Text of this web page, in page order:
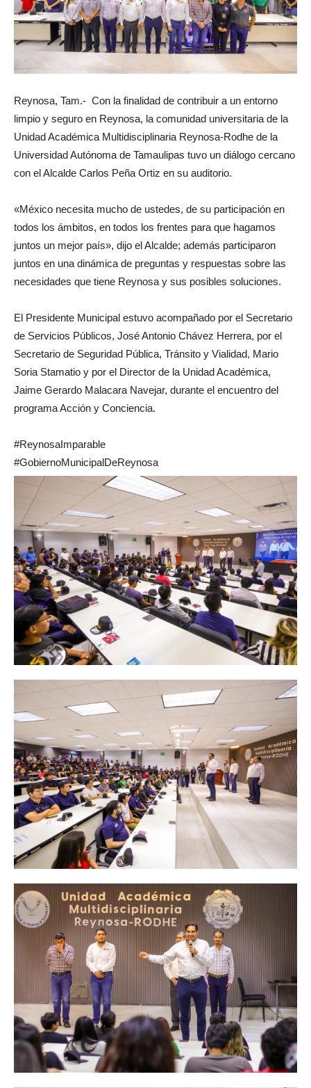
Reynosa, Tam.- Con la finalidad de contribuir a un entorno
limpio y seguro en Reynosa, la comunidad universitaria de la
Unidad Académica Multidisciplinaria Reynosa-Rodhe de la
Universidad Autónoma de Tamaulipas tuvo un diálogo cercano
con el Alcalde Carlos Peña Ortiz en su auditorio.
«México necesita mucho de ustedes, de su participación en
todos los ámbitos, en todos los frentes para que hagamos
juntos un mejor país», dijo el Alcalde; además participaron
juntos en una dinámica de preguntas y respuestas sobre las
necesidades que tiene Reynosa y sus posibles soluciones.
El Presidente Municipal estuvo acompañado por el Secretario
de Servicios Públicos, José Antonio Chávez Herrera, por el
Secretario de Seguridad Pública, Tránsito y Vialidad, Mario
Soria Stamatio y por el Director de la Unidad Académica,
Jaime Gerardo Malacara Navejar, durante el encuentro del
programa Acción y Conciencia.
#ReynosaImparable
#GobiernoMunicipalDeReynosa